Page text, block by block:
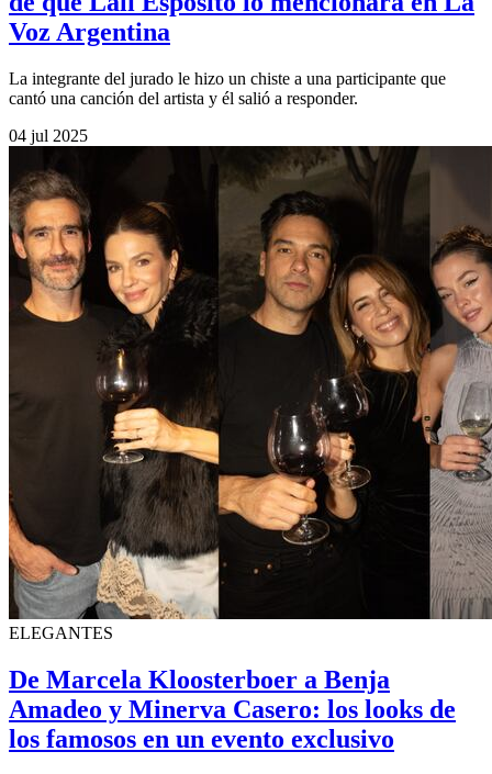
Voz Argentina
La integrante del jurado le hizo un chiste a una participante que
cantó una canción del artista y él salió a responder.
04 jul 2025
ELEGANTES
De Marcela Kloosterboer a Benja
Amadeo y Minerva Casero: los looks de
los famosos en un evento exclusivo